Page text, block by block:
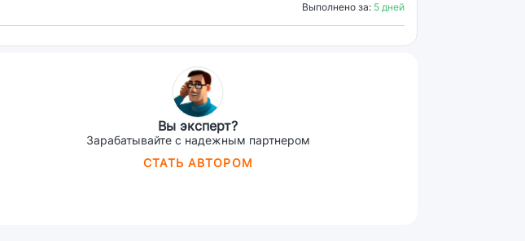
Выполнено за: 5 дней
Вы эксперт?
Зарабатывайте с надежным партнером
СТАТЬ АВТОРОМ